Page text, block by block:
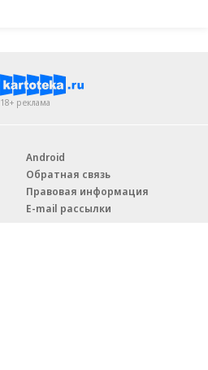
18+ реклама
Android
Обратная связь
Правовая информация
E-mail рассылки